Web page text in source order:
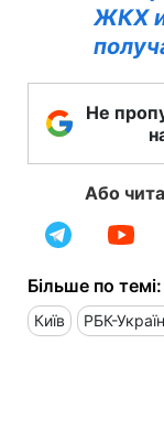
ЖКХ и
Не
Або
Більше по темі:
Київ РБК-